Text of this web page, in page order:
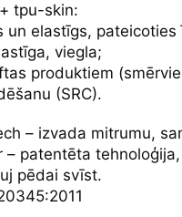
tpu-skin:
un elastīgs, pateicoties
viegla;
produktiem
(SRC).
– izvada mitrumu,
– patentēta
pēdai svīst.